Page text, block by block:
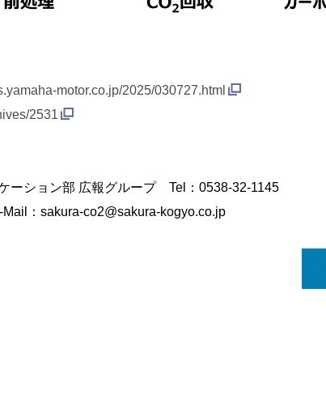
motor.co.jp/2025/030727.html
2531
ーション部 広報グループ Tel：0538-32-1145
：sakura-co2@sakura-kogyo.co.jp